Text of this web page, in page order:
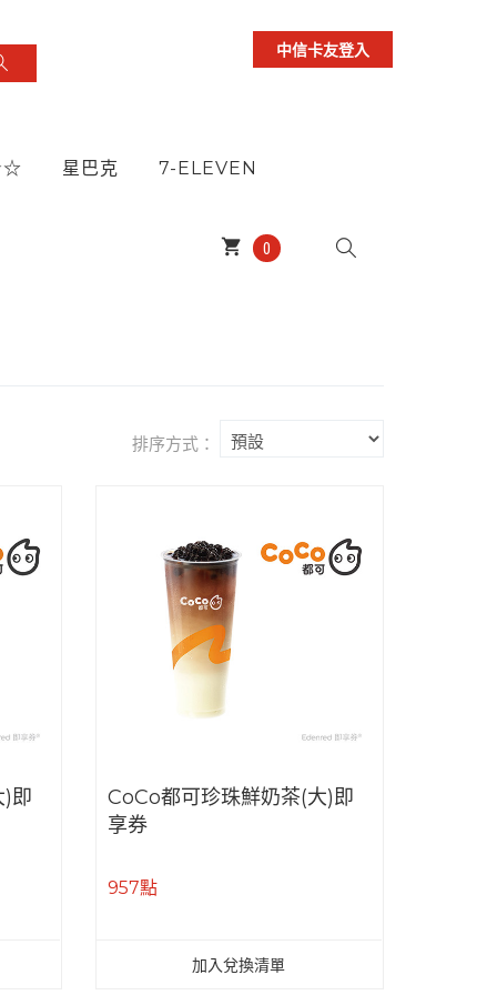
中信卡友登入
星巴克 7-ELEVEN
shopping_cart 0
排序方式：
即
CoCo都可珍珠鮮奶茶(大)即
享券
957點
加入兌換清單